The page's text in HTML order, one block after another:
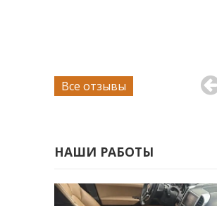
Все отзывы
НАШИ РАБОТЫ